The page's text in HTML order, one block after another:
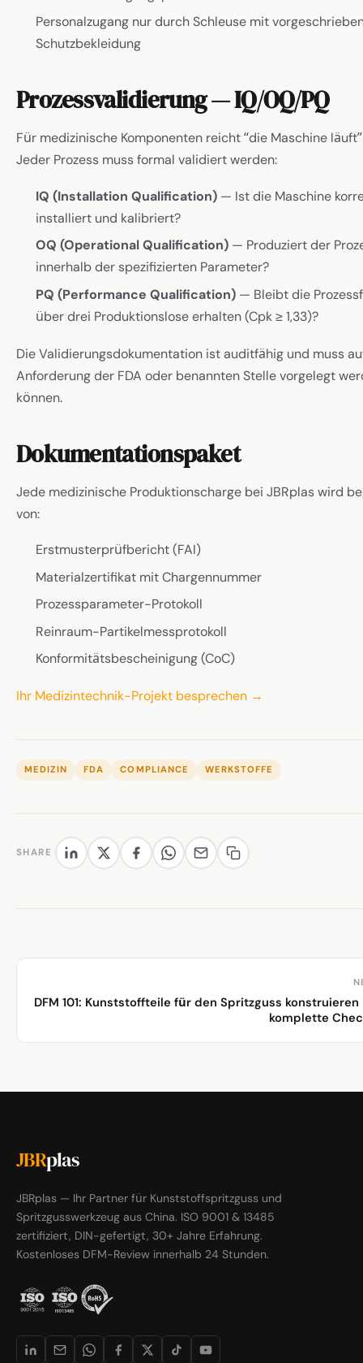
Personalzugang nur durch Schleuse mit
Schutzbekleidung
Prozessvalidierung — IQ/OQ/PQ
Für medizinische Komponenten reicht “die Maschine
Jeder Prozess muss formal validiert werden:
IQ (Installation Qualification) — Ist die Maschine
installiert und kalibriert?
OQ (Operational Qualification) — Produziert der
innerhalb der spezifizierten Parameter?
PQ (Performance Qualification) — Bleibt die
über drei Produktionslose erhalten (Cpk ≥ 1,33)?
Die Validierungsdokumentation ist auditfähig und muss
Anforderung der FDA oder benannten Stelle vorgelegt
können.
Dokumentationspaket
Jede medizinische Produktionscharge bei JBRplas wird
von:
Erstmusterprüfbericht (FAI)
Materialzertifikat mit Chargennummer
Prozessparameter-Protokoll
Reinraum-Partikelmessprotokoll
Konformitätsbescheinigung (CoC)
Ihr Medizintechnik-Projekt besprechen →
MEDIZIN FDA COMPLIANCE WERKSTOFFE
SHARE
DFM 101: Kunststoffteile für den Spritzguss
komplette
JBRplas
JBRplas — Ihr Partner für Kunststoffspritzguss und
Spritzgusswerkzeug aus China. ISO 9001 & 13485
zertifiziert, DIN-gefertigt, 30+ Jahre Erfahrung.
Kostenloses DFM-Review innerhalb 24 Stunden.